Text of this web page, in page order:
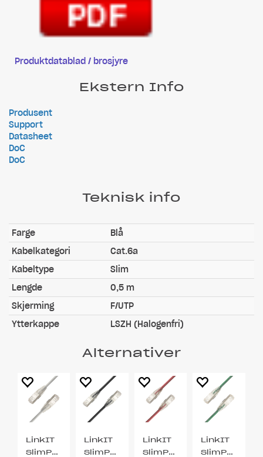
Produktdatablad / brosjyre
Ekstern Info
Produsent
Support
Datasheet
DoC
DoC
Teknisk info
Farge
Blå
Kabelkategori
Cat.6a
Kabeltype
Slim
Lengde
0,5 m
Skjerming
F/UTP
Ytterkappe
LSZH (Halogenfri)
Alternativer
LinkIT
SlimPatch
LinkIT
SlimPatch
LinkIT
SlimPatch
LinkIT
SlimPatch